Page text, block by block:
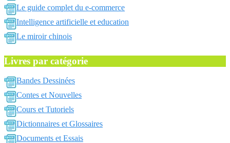
Le guide complet du e-commerce
Intelligence artificielle et education
Le miroir chinois
Livres par catégorie
Bandes Dessinées
Contes et Nouvelles
Cours et Tutoriels
Dictionnaires et Glossaires
Documents et Essais